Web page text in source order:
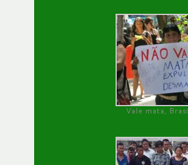
Vale mata, Brasil